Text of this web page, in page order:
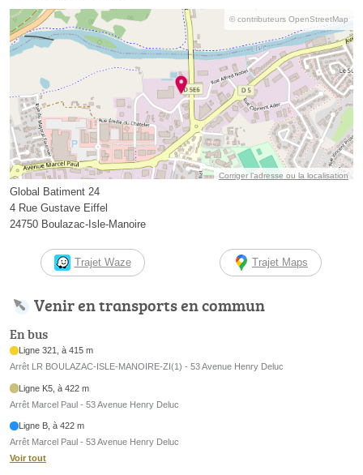
© contributeurs OpenStreetMap
Corriger l’adresse ou la localisation
Global Batiment 24
4 Rue Gustave Eiffel
24750 Boulazac-Isle-Manoire
Trajet Waze Trajet Maps
Venir en transports en commun
En bus
Ligne 321, à 415 m
Arrêt LR BOULAZAC-ISLE-MANOIRE-ZI(1) - 53 Avenue Henry Deluc
Ligne K5, à 422 m
Arrêt Marcel Paul - 53 Avenue Henry Deluc
Ligne B, à 422 m
Arrêt Marcel Paul - 53 Avenue Henry Deluc
Voir tout